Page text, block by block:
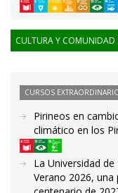
CULTURA Y COMUNIDAD
CURSOS
Pirineos en
climático en los
La Universidad
Verano 2026,